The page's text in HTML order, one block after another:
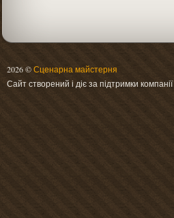
2026 ©Сценарна майстерня
Сайт створений і діє за підтримки компанії